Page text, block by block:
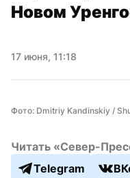
Новом
17 июня, 11:18
Фото: Dmitriy Kandinskiy /
Читать «Север-
Telegram